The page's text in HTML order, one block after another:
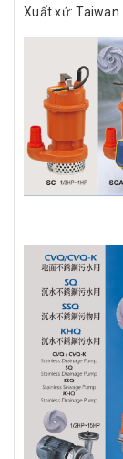
Xuất xứ: Taiwan